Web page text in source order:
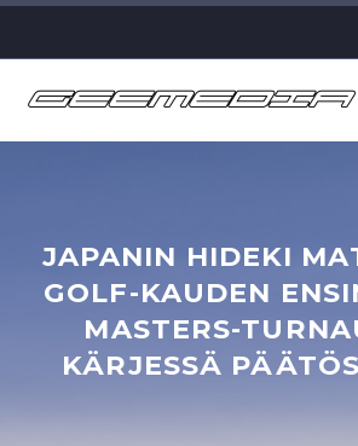
JAPANIN HIDEKI
GOLF-KAUDEN
MASTERS-
KÄRJESSÄ